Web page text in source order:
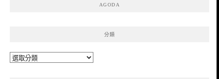
AGODA
分類
分